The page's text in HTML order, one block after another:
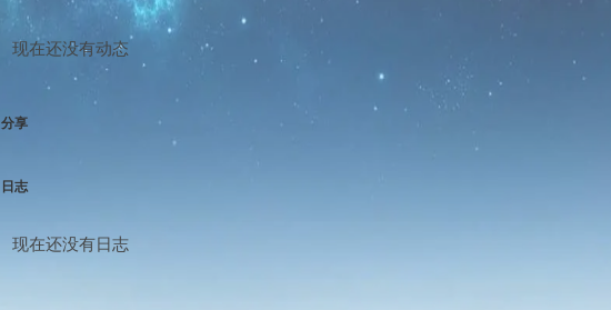
现在还没有动态
分享
日志
现在还没有日志